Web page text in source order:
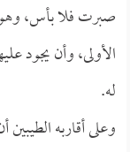
صبرت فلا بأس، وهو
الأولى، وأن يجود
له.
وعلى أقاربه